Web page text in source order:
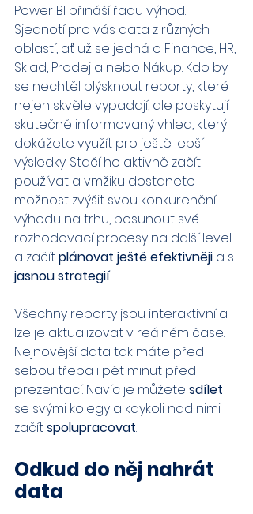
Power BI přináší řadu výhod.
Sjednotí pro vás data z různých
oblastí, ať už se jedná o Finance, HR,
Sklad, Prodej a nebo Nákup. Kdo by
se nechtěl blýsknout reporty, které
nejen skvěle vypadají, ale poskytují
skutečně informovaný vhled, který
dokážete využít pro ještě lepší
výsledky. Stačí ho aktivně začít
používat a vmžiku dostanete
možnost zvýšit svou konkurenční
výhodu na trhu, posunout své
rozhodovací procesy na další level
a začít plánovat ještě efektivněji a s
jasnou strategií.
Všechny reporty jsou interaktivní a
lze je aktualizovat v reálném čase.
Nejnovější data tak máte před
sebou třeba i pět minut před
prezentací. Navíc je můžete sdílet
se svými kolegy a kdykoli nad nimi
začít spolupracovat.
Odkud do něj nahrát
data